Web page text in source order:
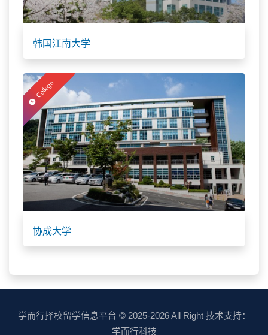
韩国江南大学
College
协成大学
学而行择校留学信息平台 © 2025-2026 All Right 技术支持：
学而行科技